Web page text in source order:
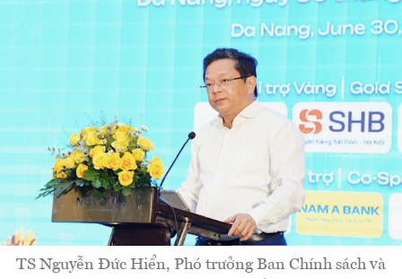
TS Nguyễn Đức Hiển, Phó trưởng Ban Chính sách và